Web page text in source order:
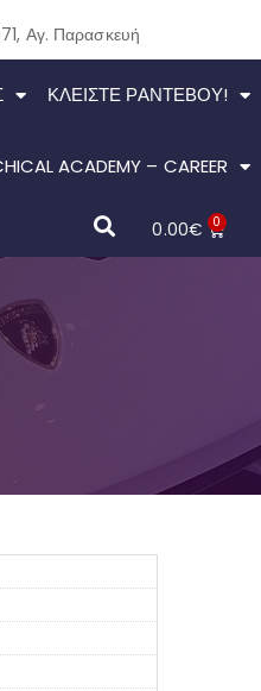
Αγ. Παρασκευή
ΚΛΕΊΣΤΕ ΡΑΝΤΕΒΟΎ!
ACADEMY – CAREER
0.00€ 0